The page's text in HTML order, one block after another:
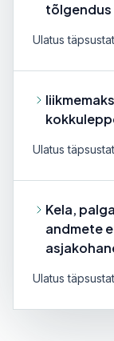
tõlgendus
Ulatus
Ulatus
Kela,
andmete
Ulatus